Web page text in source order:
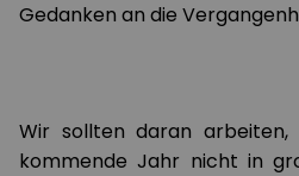
Gedanken an die
Wir sollten daran
kommende Jahr nicht in